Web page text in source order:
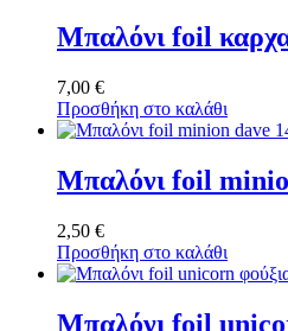
Μπαλόνι foil
7,00 €
Προσθήκη στο καλάθι
Μπαλόνι foil
2,50 €
Προσθήκη στο καλάθι
Μπαλόνι foil